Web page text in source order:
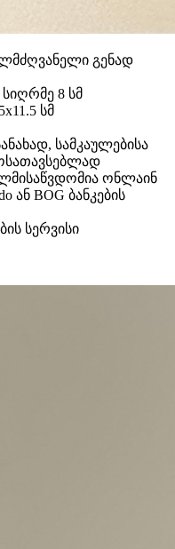
გენად
სიღრმე 8 სმ
სმ
სამკაულებისა
ონლაინ
ან BOG ბანკების
სერვისი